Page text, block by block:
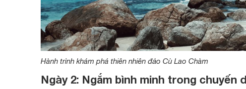
Hành trình khám phá thiên nhiên đảo Cù Lao Chàm
Ngày 2: Ngắm bình minh trong chuyến